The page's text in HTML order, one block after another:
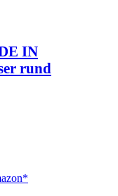
IN
rund